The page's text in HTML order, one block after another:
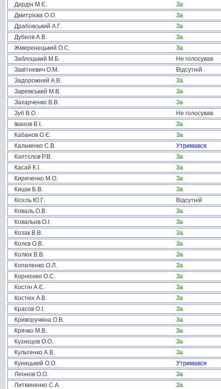
Дирдін М.Є.
За
Дмитрієва О.О.
За
Драбовський А.Г.
За
Дубнов А.В.
За
Жмеренецький О.С.
За
Заблоцький М.Б.
Не голосував
Завітневич О.М.
Відсутній
Задорожний А.В.
За
Заремський М.В.
За
Захарченко В.В.
За
Зуб В.О.
Не голосував
Іванов В.І.
За
Кабанов О.Є.
За
Кальченко С.В.
Утримався
Каптєлов Р.В.
За
Касай К.І.
За
Кириченко М.О.
За
Кицак Б.В.
За
Кісєль Ю.Г.
Відсутній
Коваль О.В.
За
Ковальов О.І.
За
Козак В.В.
За
Колєв О.В.
За
Колюх В.В.
За
Копиленко О.Л.
За
Корнієнко О.С.
За
Костін А.Є.
За
Костюх А.В.
За
Красов О.І.
За
Криворучкіна О.В.
За
Крячко М.В.
За
Кузнєцов О.О.
За
Культенко А.В.
За
Куницький О.О.
Утримався
Леонов О.О.
За
Литвиненко С.А.
За